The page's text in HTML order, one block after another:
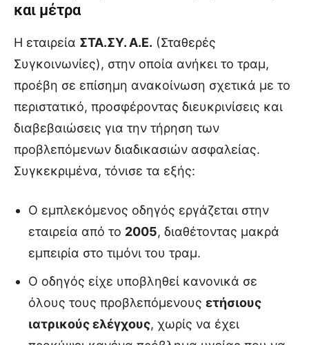
και μέτρα
Η εταιρεία ΣΤΑ.ΣΥ. Α.Ε. (Σταθερές
Συγκοινωνίες), στην οποία ανήκει το τραμ,
προέβη σε επίσημη ανακοίνωση σχετικά με το
περιστατικό, προσφέροντας διευκρινίσεις και
διαβεβαιώσεις για την τήρηση των
προβλεπόμενων διαδικασιών ασφαλείας.
Συγκεκριμένα, τόνισε τα εξής:
Ο εμπλεκόμενος οδηγός εργάζεται στην
εταιρεία από το 2005, διαθέτοντας μακρά
εμπειρία στο τιμόνι του τραμ.
Ο οδηγός είχε υποβληθεί κανονικά σε
όλους τους προβλεπόμενους ετήσιους
ιατρικούς ελέγχους, χωρίς να έχει